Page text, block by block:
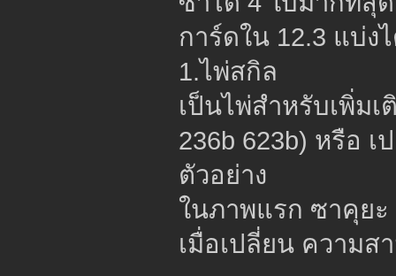
การ์ดใน 12.3 แบ่ง
1.ไพ่สกิล
เป็นไพ่สำหรับเพิ่ม
236b 623b) หรือ
ตัวอย่าง
ในภาพแรก ซาคุยะ
เมื่อเปลี่ยน ความส